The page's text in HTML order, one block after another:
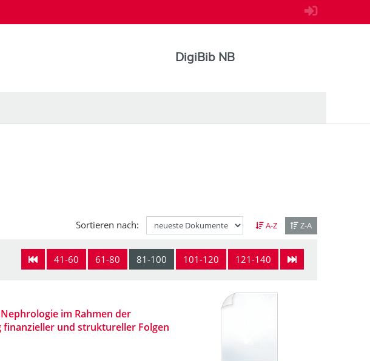
DigiBib NB
Sortieren nach: A-Z Z-A
41-60 61-80 81-100 101-120 121-140
im Rahmen der
und struktureller Folgen